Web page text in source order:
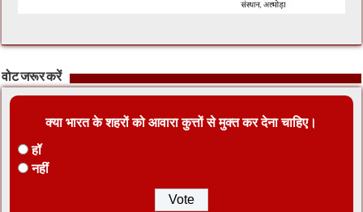
वोट जरूर करें
क्या भारत के शहरों को आवारा कुत्तों से मुक्त कर देना चाहिए।
हॉ
नहीं